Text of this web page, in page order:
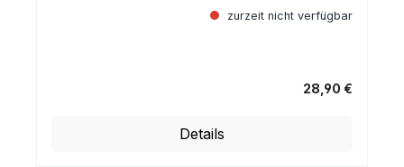
zurzeit nicht verfügbar
28,90 €
Details